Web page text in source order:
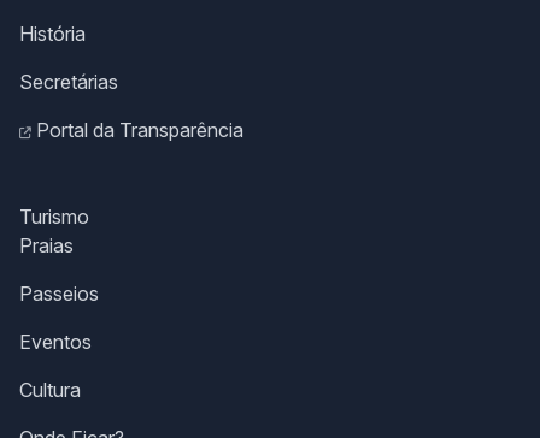
História
Secretárias
Portal da Transparência
Turismo
Praias
Passeios
Eventos
Cultura